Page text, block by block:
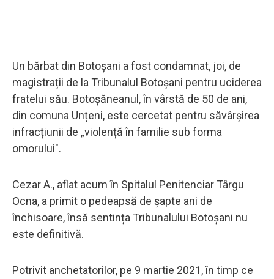
Un bărbat din Botoșani a fost condamnat, joi, de
magistrații de la Tribunalul Botoșani pentru uciderea
fratelui său. Botoșăneanul, în vârstă de 50 de ani,
din comuna Unțeni, este cercetat pentru săvârșirea
infracțiunii de „violență în familie sub forma
omorului".
Cezar A., aflat acum în Spitalul Penitenciar Târgu
Ocna, a primit o pedeapsă de șapte ani de
închisoare, însă sentința Tribunalului Botoșani nu
este definitivă.
Potrivit anchetatorilor, pe 9 martie 2021, în timp ce